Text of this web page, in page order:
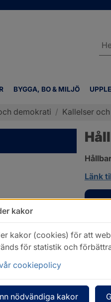
BYGGA, BO & MILJÖ
demokrati / Kallelser
Länk
kakor
kakor (cookies) för att
för statistik och
cookiepolicy
nödvändiga kakor